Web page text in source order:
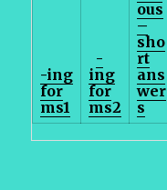
-ing
for
ms1
-
ing
for
ms2
ous
–
sho
rt
ans
wer
s